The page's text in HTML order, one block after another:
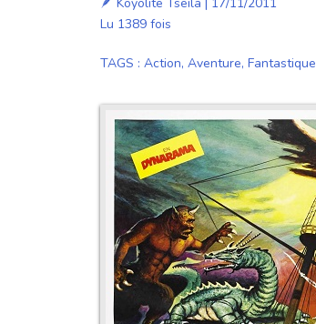
Lu 1389 fois
TAGS : Action, Aventure, Fantastique